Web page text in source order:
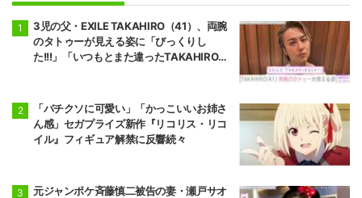
3児の父・EXILE TAKAHIRO（41）、両腕
のタトゥーが見える姿に「びっくりし
た!!!」「いつもとまた違ったTAKAHIROさ
「バチクソに可愛い」「かっこいいお姉さ
ん感」セガプライズ新作『リコリス・リコ
イル』フィギュア解禁に反響続々
元ジャンポケ斉藤慎二被告の妻・瀬戸サオ